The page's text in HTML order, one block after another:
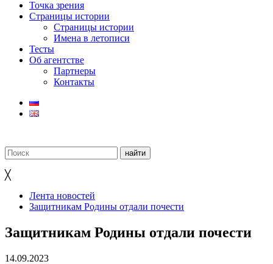
Точка зрения
Страницы истории
Страницы истории
Имена в летописи
Тесты
Об агентстве
Партнеры
Контакты
╳
Лента новостей
Защитникам Родины отдали почести
Защитникам Родины отдали почести
14.09.2023